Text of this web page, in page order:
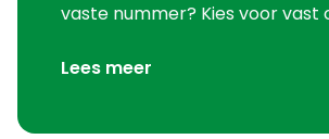
vaste nummer? Kies voor vast
Lees meer